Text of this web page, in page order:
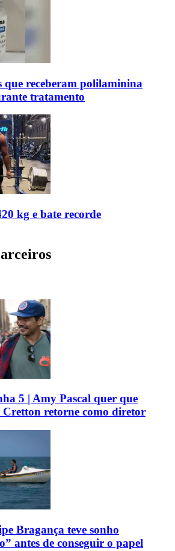
que receberam polilaminina
tratamento
kg e bate recorde
5 | Amy Pascal quer que
Cretton retorne como diretor
Bragança teve sonho
antes de conseguir o papel